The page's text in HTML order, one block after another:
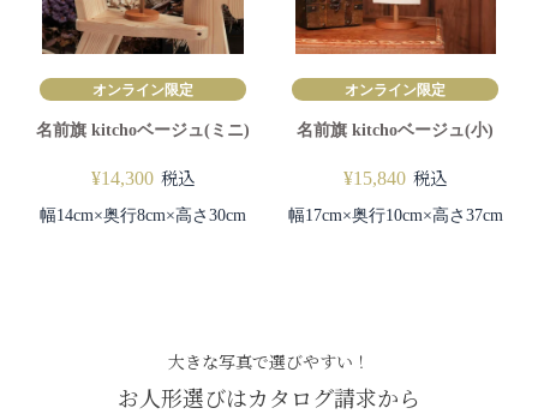
オンライン限定
名前旗 kitchoベージュ(ミニ)
¥14,300 税込
幅14cm×奥行8cm×高さ30cm
オンライン限定
名前旗 kitchoベージュ(小)
¥15,840 税込
幅17cm×奥行10cm×高さ37cm
大きな写真で選びやすい！
お人形選びはカタログ請求から